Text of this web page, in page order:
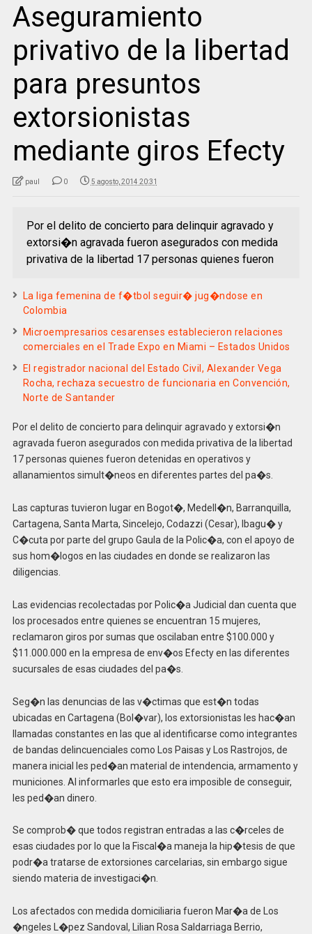
Aseguramiento
privativo de la libertad
para presuntos
extorsionistas
mediante giros Efecty
paul 0 5 agosto, 2014 20:31
Por el delito de concierto para delinquir agravado y
extorsi�n agravada fueron asegurados con medida
privativa de la libertad 17 personas quienes fueron
La liga femenina de f�tbol seguir� jug�ndose en
Colombia
Microempresarios cesarenses establecieron relaciones
comerciales en el Trade Expo en Miami – Estados Unidos
El registrador nacional del Estado Civil, Alexander Vega
Rocha, rechaza secuestro de funcionaria en Convención,
Norte de Santander
Por el delito de concierto para delinquir agravado y extorsi�n
agravada fueron asegurados con medida privativa de la libertad
17 personas quienes fueron detenidas en operativos y
allanamientos simult�neos en diferentes partes del pa�s.
Las capturas tuvieron lugar en Bogot�, Medell�n, Barranquilla,
Cartagena, Santa Marta, Sincelejo, Codazzi (Cesar), Ibagu� y
C�cuta por parte del grupo Gaula de la Polic�a, con el apoyo de
sus hom�logos en las ciudades en donde se realizaron las
diligencias.
Las evidencias recolectadas por Polic�a Judicial dan cuenta que
los procesados entre quienes se encuentran 15 mujeres,
reclamaron giros por sumas que oscilaban entre $100.000 y
$11.000.000 en la empresa de env�os Efecty en las diferentes
sucursales de esas ciudades del pa�s.
Seg�n las denuncias de las v�ctimas que est�n todas
ubicadas en Cartagena (Bol�var), los extorsionistas les hac�an
llamadas constantes en las que al identificarse como integrantes
de bandas delincuenciales como Los Paisas y Los Rastrojos, de
manera inicial les ped�an material de intendencia, armamento y
municiones. Al informarles que esto era imposible de conseguir,
les ped�an dinero.
Se comprob� que todos registran entradas a las c�rceles de
esas ciudades por lo que la Fiscal�a maneja la hip�tesis de que
podr�a tratarse de extorsiones carcelarias, sin embargo sigue
siendo materia de investigaci�n.
Los afectados con medida domiciliaria fueron Mar�a de Los
�ngeles L�pez Sandoval, Lilian Rosa Saldarriaga Berrio,